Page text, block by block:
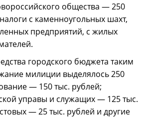
общества — 250
с каменноугольных шахт,
предприятий, с жилых
городского бюджета таким
милиции выделялось 250
— 150 тыс. рублей;
управы и служащих — 125 тыс.
— 25 тыс. рублей и другие